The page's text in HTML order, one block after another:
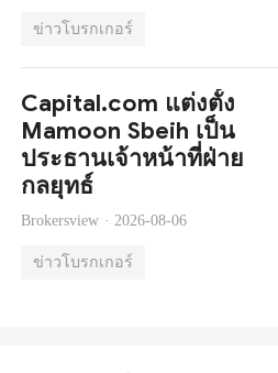
ข่าวโบรกเกอร์
Capital.com แต่งตั้ง
Mamoon Sbeih เป็น
ประธานเจ้าหน้าที่ฝ่าย
กลยุทธ์
Brokersview · 2026-08-06
ข่าวโบรกเกอร์